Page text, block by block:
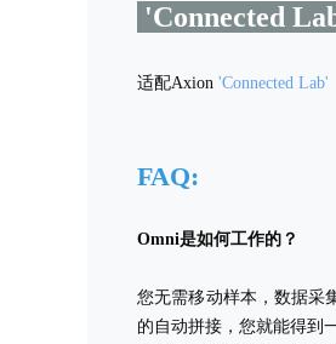
'Connected
适配Axion 'Connected Lab'
FAQ:
Omni是如何工作的？
您无需移动样本，数据采
的自动拼接，您就能得到